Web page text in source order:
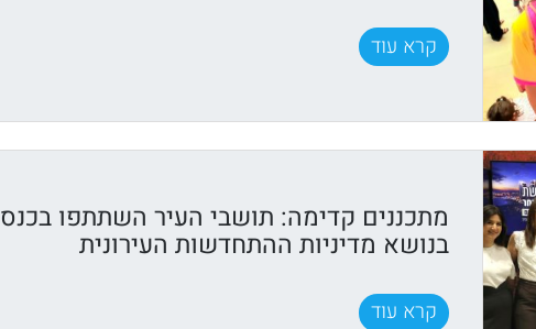
קרא עוד
מתכננים קדימה: תושבי העיר השתתפו בכנס
בנושא מדיניות ההתחדשות העירונית
קרא עוד